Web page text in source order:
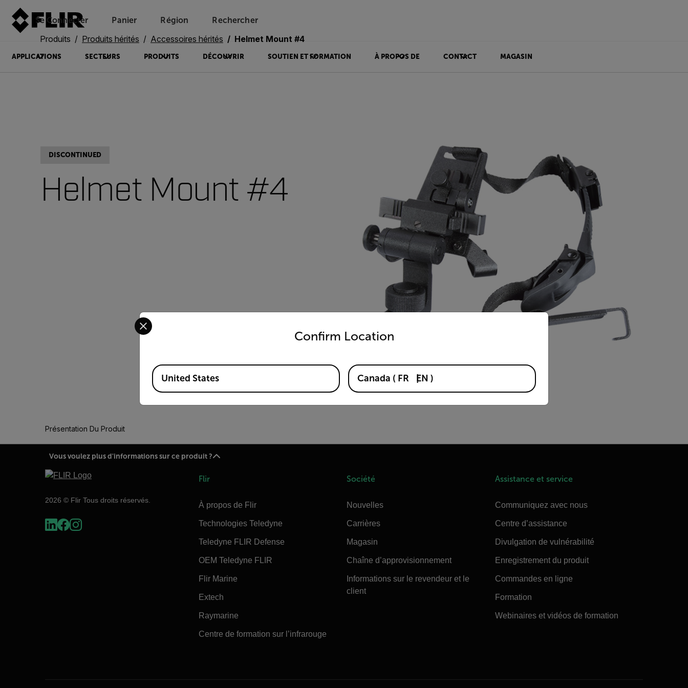
Se Connecter Unread messages
Panier
Modèle
Supprimer
articles
article
Ajouter au panier
Ajouté au panier
Région Rechercher
APPLICATIONS SECTEURS PRODUITS DÉCOUVRIR SOUTIEN ET FORMATION À PROPOS DE CONTACT MAGASIN
Produits Produits hérités Accessoires hérités Helmet Mount #4
DISCONTINUED
Helmet Mount #4
Présentation Du Produit
Vous voulez plus d'informations sur ce produit ?
2026 © Flir Tous droits réservés.
Flir
À propos de Flir
Technologies Teledyne
Teledyne FLIR Defense
OEM Teledyne FLIR
Flir Marine
Extech
Raymarine
Centre de formation sur l’infrarouge
Société
Nouvelles
Carrières
Magasin
Chaîne d’approvisionnement
Informations sur le revendeur et le
client
Assistance et service
Communiquez avec nous
Centre d’assistance
Divulgation de vulnérabilité
Enregistrement du produit
Commandes en ligne
Formation
Webinaires et vidéos de formation
Confirm Location
Select your preferred country and language from the options below to access the appropriate version of our website.
Available Locations
United States Canada ( FR EN )